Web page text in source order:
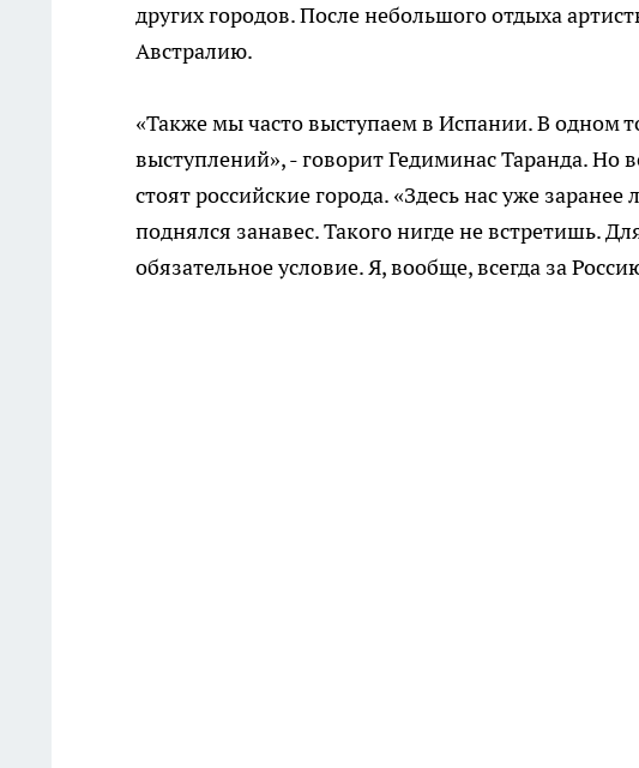
других городов. После небольшого отдыха
Австралию.
«Также мы часто выступаем в Испании. В одном
выступлений», - говорит Гедиминас Таранда. Но
стоят российские города. «Здесь нас уже
поднялся занавес. Такого нигде не встретишь.
обязательное условие. Я, вообще, всегда за